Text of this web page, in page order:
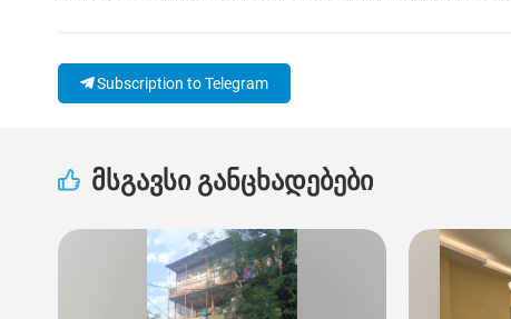
Subscription to Telegram
მსგავსი განცხადებები